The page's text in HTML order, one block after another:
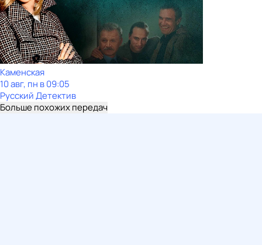
Каменская
10 авг, пн в 09:05
Русский Детектив
Больше похожих передач